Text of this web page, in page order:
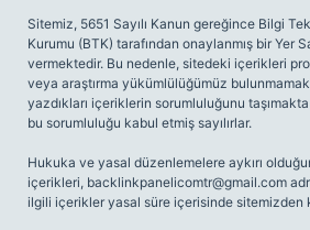
Sitemiz, 5651 Sayılı Kanun gereğince Bilgi
Kurumu (BTK) tarafından onaylanmış bir Yer
vermektedir. Bu nedenle, sitedeki içerikleri
veya araştırma yükümlülüğümüz
yazdıkları içeriklerin sorumluluğunu
bu sorumluluğu kabul etmiş sayılırlar.
Hukuka ve yasal düzenlemelere aykırı
içerikleri, backlinkpanelicomtr@gmail.com
ilgili içerikler yasal süre içerisinde sitemizden